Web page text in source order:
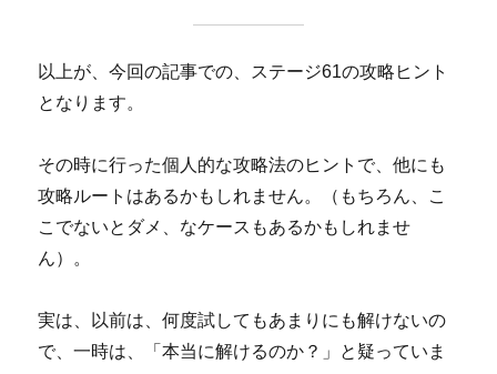
以上が、今回の記事での、ステージ61の攻略ヒント
となります。
その時に行った個人的な攻略法のヒントで、他にも
攻略ルートはあるかもしれません。（もちろん、こ
こでないとダメ、なケースもあるかもしれませ
ん）。
実は、以前は、何度試してもあまりにも解けないの
で、一時は、「本当に解けるのか？」と疑っていま